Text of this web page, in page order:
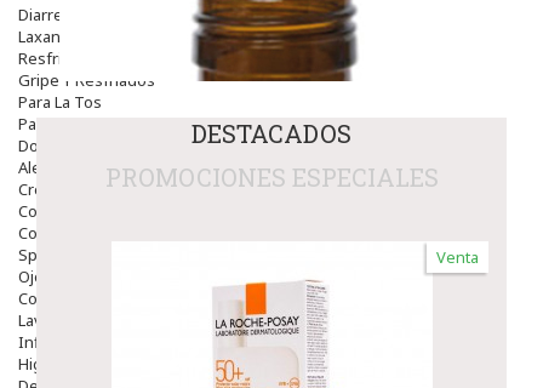
Diarrea / Estreñimiento / Vómitos
Laxantes
Resfriados
Gripe Y Resfriados
Para La Tos
Para Descongestionar La Nariz
Dolor De Garganta
Alergias Y Picaduras
Cremas
Comprimidos
Colirios
Sprays
Ojos Y Oidos
Congestión
Lavado Ojos
Inflamación Del Oido (otitis)
Higiene Oido
DESTACADOS
PROMOCIONES ESPECIALES
Venta